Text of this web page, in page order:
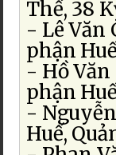
Thế, 38
- Lê Văn
phận
- Hồ
phận
-
Huế,